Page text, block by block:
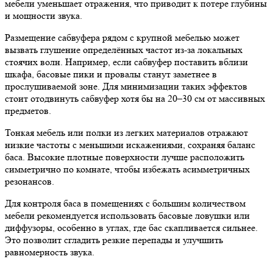
мебели уменьшает отражения, что приводит к потере глубины
и мощности звука.
Размещение сабвуфера рядом с крупной мебелью может
вызвать глушение определённых частот из-за локальных
стоячих волн. Например, если сабвуфер поставить вблизи
шкафа, басовые пики и провалы станут заметнее в
прослушиваемой зоне. Для минимизации таких эффектов
стоит отодвинуть сабвуфер хотя бы на 20–30 см от массивных
предметов.
Тонкая мебель или полки из легких материалов отражают
низкие частоты с меньшими искажениями, сохраняя баланс
баса. Высокие плотные поверхности лучше расположить
симметрично по комнате, чтобы избежать асимметричных
резонансов.
Для контроля баса в помещениях с большим количеством
мебели рекомендуется использовать басовые ловушки или
диффузоры, особенно в углах, где бас скапливается сильнее.
Это позволит сгладить резкие перепады и улучшить
равномерность звука.